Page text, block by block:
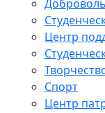
Центр
Спорт
Центр